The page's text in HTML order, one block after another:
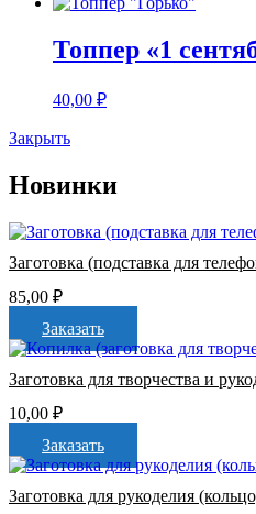
Топпер «1
40,00 ₽
Закрыть
Новинки
Заготовка (подставка для
85,00 ₽
Заказать
Заготовка для творчества и
10,00 ₽
Заказать
Заготовка для рукоделия